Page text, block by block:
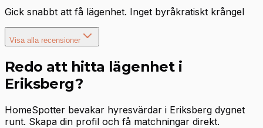
Gick snabbt att få lägenhet. Inget byråkratiskt krångel
Visa alla recensioner
Redo att hitta lägenhet i
Eriksberg?
HomeSpotter bevakar hyresvärdar i Eriksberg dygnet
runt. Skapa din profil och få matchningar direkt.